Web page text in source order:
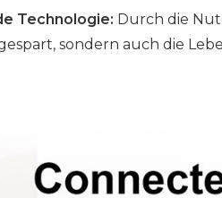
Technologie: Durch die
sondern auch die